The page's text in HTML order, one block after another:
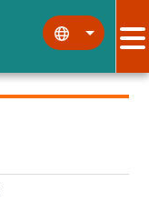
::: :::